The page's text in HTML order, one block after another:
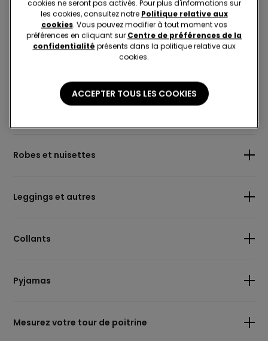
Hauts
Robes et nuisettes
Leggings et autres
Collants
Pyjamas
Mesurez votre tour de poitrine
cookies ne seront pas activés. Pour plus d'informations sur
les cookies, consultez notre Politique relative aux
cookies. Vous pouvez modifier à tout moment vos
préférences en cliquant sur Centre de préférences de la
confidentialité présents dans la politique relative aux
cookies.
ACCEPTER TOUS LES COOKIES